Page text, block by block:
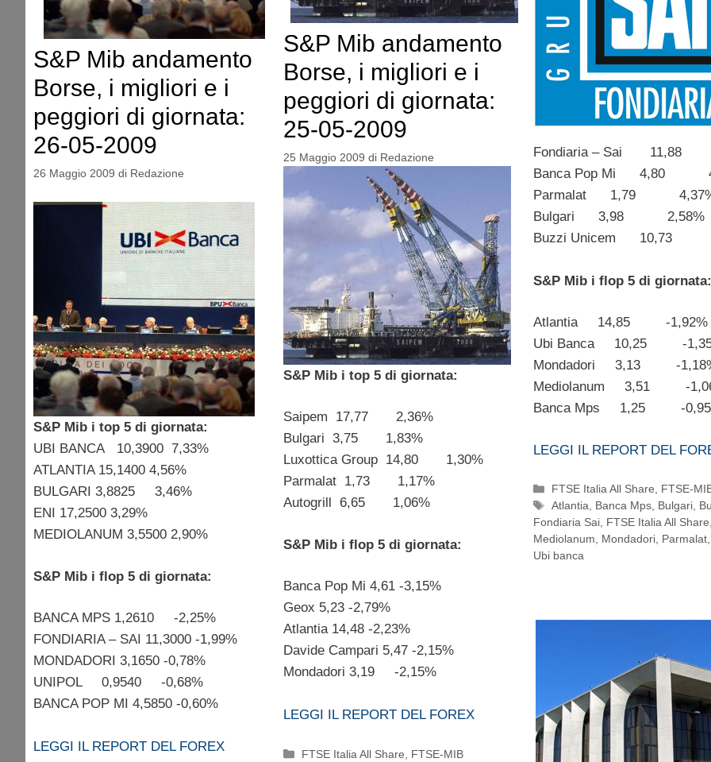
Fondiaria – Sai
Banca Pop Mi 4,80
Parmalat 1,79
Bulgari 3,98 2,58%
Buzzi Unicem 10,73
S&P Mib i flop 5 di giornata:
Atlantia 14,85 -1,92%
Ubi Banca 10,25 -
Mondadori 3,13 -
Mediolanum 3,51 -
Banca Mps 1,25 -
LEGGI IL REPORT DEL
Categorie
FTSE Italia All Share, FTSE-
Tag
Atlantia, Banca Mps, Bulgari,
Fondiaria Sai, FTSE Italia All Share,
Mediolanum, Mondadori, Parmalat,
Ubi banca
S&P Mib andamento
Borse, i migliori e i
peggiori di giornata:
26-05-2009
26 Maggio 2009 di Redazione
S&P Mib i top 5 di giornata:
UBI BANCA 10,3900 7,33%
ATLANTIA 15,1400 4,56%
BULGARI 3,8825 3,46%
ENI 17,2500 3,29%
MEDIOLANUM 3,5500 2,90%
S&P Mib i flop 5 di giornata:
BANCA MPS 1,2610 -2,25%
FONDIARIA – SAI 11,3000 -1,99%
MONDADORI 3,1650 -0,78%
UNIPOL 0,9540 -0,68%
BANCA POP MI 4,5850 -0,60%
LEGGI IL REPORT DEL FOREX
S&P Mib andamento
Borse, i migliori e i
peggiori di giornata:
25-05-2009
25 Maggio 2009 di Redazione
S&P Mib i top 5 di giornata:
Saipem 17,77 2,36%
Bulgari 3,75 1,83%
Luxottica Group 14,80 1,30%
Parmalat 1,73 1,17%
Autogrill 6,65 1,06%
S&P Mib i flop 5 di giornata:
Banca Pop Mi 4,61 -3,15%
Geox 5,23 -2,79%
Atlantia 14,48 -2,23%
Davide Campari 5,47 -2,15%
Mondadori 3,19 -2,15%
LEGGI IL REPORT DEL FOREX
Categorie
FTSE Italia All Share
FTSE-MIB